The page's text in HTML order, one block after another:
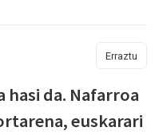
Erraztu
hasi da. Nafarroa
euskarari